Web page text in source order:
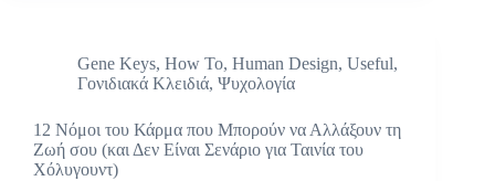
Gene Keys, How To, Human Design, Useful,
Γονιδιακά Κλειδιά, Ψυχολογία
12 Νόμοι του Κάρμα που Μπορούν να Αλλάξουν τη
Ζωή σου (και Δεν Είναι Σενάριο για Ταινία του
Χόλυγουντ)